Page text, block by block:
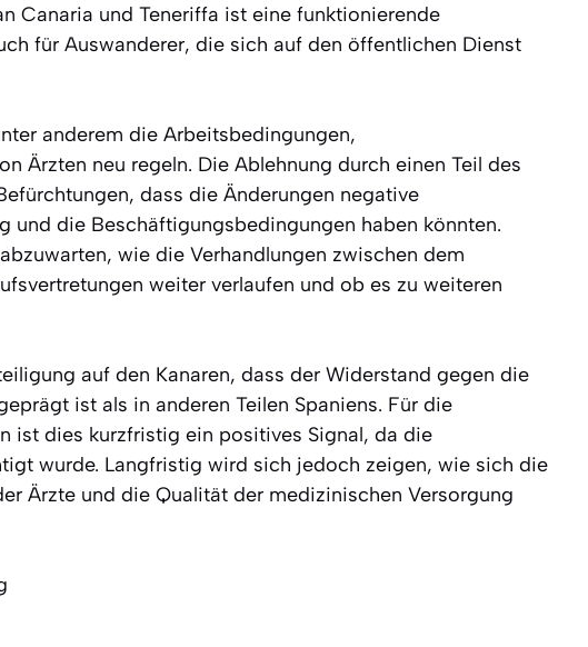
Canaria und Teneriffa ist eine funktionierende
für Auswanderer, die sich auf den öffentlichen Dienst
anderem die Arbeitsbedingungen,
Ärzten neu regeln. Die Ablehnung durch einen Teil des
dass die Änderungen negative
und die Beschäftigungsbedingungen haben könnten.
wie die Verhandlungen zwischen dem
weiter verlaufen und ob es zu weiteren
auf den Kanaren, dass der Widerstand gegen die
ist als in anderen Teilen Spaniens. Für die
ist dies kurzfristig ein positives Signal, da die
wurde. Langfristig wird sich jedoch zeigen, wie sich die
Ärzte und die Qualität der medizinischen Versorgung